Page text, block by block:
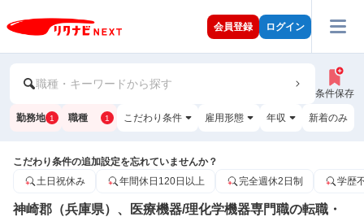
会員登録 ログイン
職種・キーワードから探す
条件保存
勤務地 1 職種 1 こだわり条件 雇用形態 年収 新着のみ
こだわり条件の追加設定を忘れていませんか？
土日祝休み
年間休日120日以上 完全週休2日制 学歴
神崎郡（兵庫県）、医療機器/理化学機器専門職の転職・